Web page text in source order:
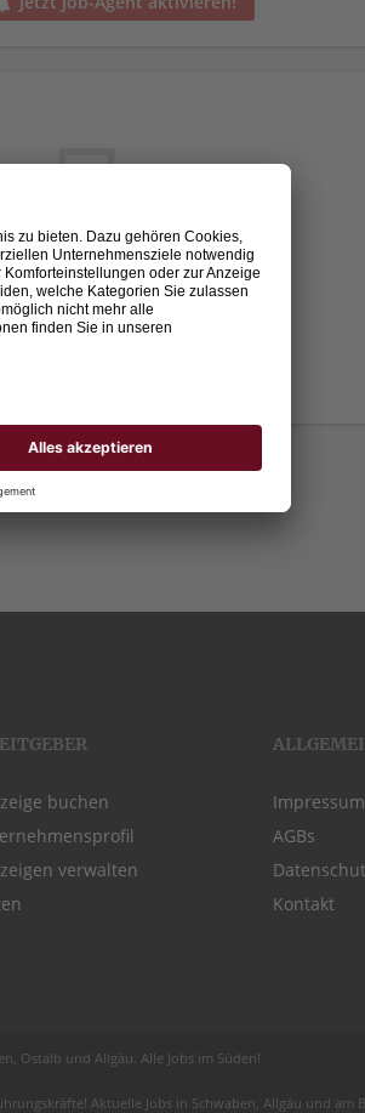
keine Jobs gefunden.
buchen
verwalten
Impressum
AGBs
Kontakt
Ostalb und Allgäu . Alle Jobs im Süden!
Aktuelle Jobs in Schwaben, Allgäu und am